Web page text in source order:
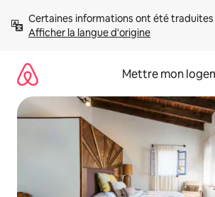
directement
Afficher la langue d'origine
Mettre mon